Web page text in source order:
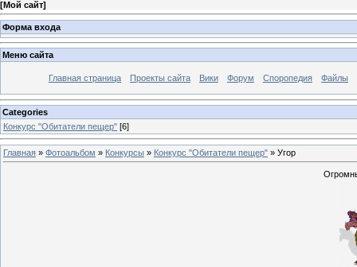
[Мой сайт]
Форма входа
Меню сайта
Главная страница Проекты сайта Вики Форум Споропедия Файлы
Categories
Конкурс "Обитатели пещер" [6]
Главная » Фотоальбом » Конкурсы » Конкурс "Обитатели пещер" » Угор